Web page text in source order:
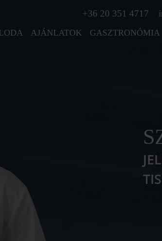
+36 20 351 4717
AJÁNLATOK GASZTRONÓMIA